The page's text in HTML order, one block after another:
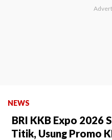
NEWS
BRI KKB Expo 2026
Titik, Usung Promo